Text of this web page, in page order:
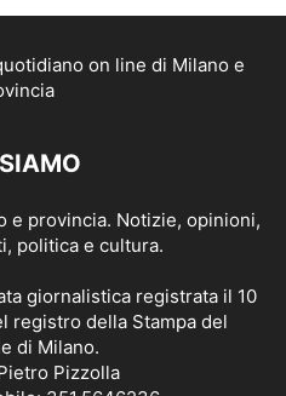
e provincia. Notizie, opinioni,
politica e cultura.
giornalistica registrata il 10
registro della Stampa del
di Milano.
Pizzolla